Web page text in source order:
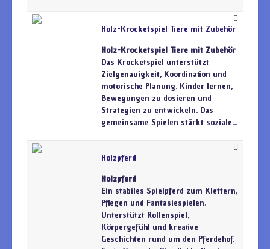
Holz-Krocketspiel Tiere mit Zubehör
Holz-Krocketspiel Tiere mit Zubehör
Das Krocketspiel unterstützt
Zielgenauigkeit, Koordination und
motorische Planung. Kinder lernen,
Bewegungen zu dosieren und
Strategien zu entwickeln. Das
gemeinsame Spielen stärkt soziale...
Holzpferd
Holzpferd
Ein stabiles Spielpferd zum Klettern,
Pflegen und Fantasiespielen.
Unterstützt Rollenspiel,
Körpergefühl und kreative
Geschichten rund um den Pferdehof.